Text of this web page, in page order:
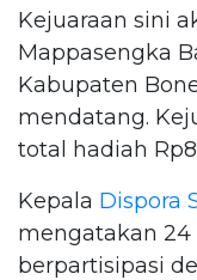
Kejuaraan sini
Mappasengka
Kabupaten
mendatang.
total hadiah
Kepala Dispora
mengatakan
berpartisipasi